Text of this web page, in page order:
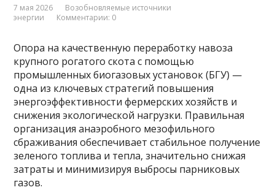
7 мая 2026
Возобновляемые источники
энергии
Комментарии: 0
Опора на качественную переработку навоза
крупного рогатого скота с помощью
промышленных биогазовых установок (БГУ) —
одна из ключевых стратегий повышения
энергоэффективности фермерских хозяйств и
снижения экологической нагрузки. Правильная
организация анаэробного мезофильного
сбраживания обеспечивает стабильное получение
зеленого топлива и тепла, значительно снижая
затраты и минимизируя выбросы парниковых
газов.